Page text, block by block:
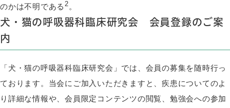
のかは不明である 2 。
犬・猫の呼吸器科臨床研究会 会員登録のご案
内
「犬・猫の呼吸器科臨床研究会」では、会員の募集を随時行っ
ております。当会にご加入いただきますと、疾患についてのよ
り詳細な情報や、会員限定コンテンツの閲覧、勉強会への参加